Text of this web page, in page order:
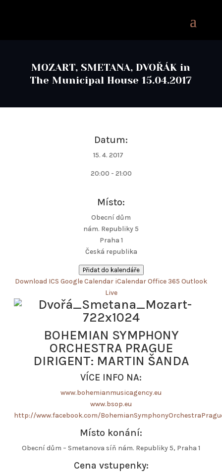
MOZART, SMETANA, DVOŘÁK in
The Municipal House 15.04.2017
Datum:
15. 4. 2017
20:00 - 21:00
Místo:
Obecní dům
nám. Republiky 5
Praha 1
Česká republika
Přidat do kalendáře
Download ICS Google Calendar iCalendarOffice 365 Outlook
Live
BOHEMIAN SYMPHONY
ORCHESTRA PRAGUE
DIRIGENT: MARTIN ŠANDA
VÍCE INFO NA:
www.bohemianmusicagency.eu
www.bsop.eu
http://www.facebook.com/
Místo konání:
Obecní dům – Smetanova síň nám. Republiky 5, Praha 1
Cena vstupenky: